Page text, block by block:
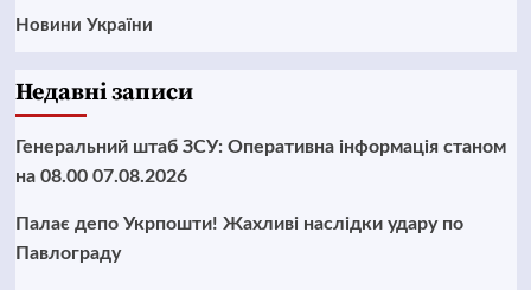
Новини України
Недавні записи
Генеральний штаб ЗСУ: Оперативна інформація станом
на 08.00 07.08.2026
Палає депо Укрпошти! Жахливі наслідки удару по
Павлограду